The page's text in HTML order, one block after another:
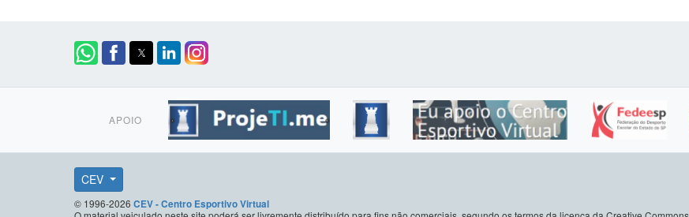
APOIO
CEV
© 1996-2026 CEV - Centro Esportivo Virtual